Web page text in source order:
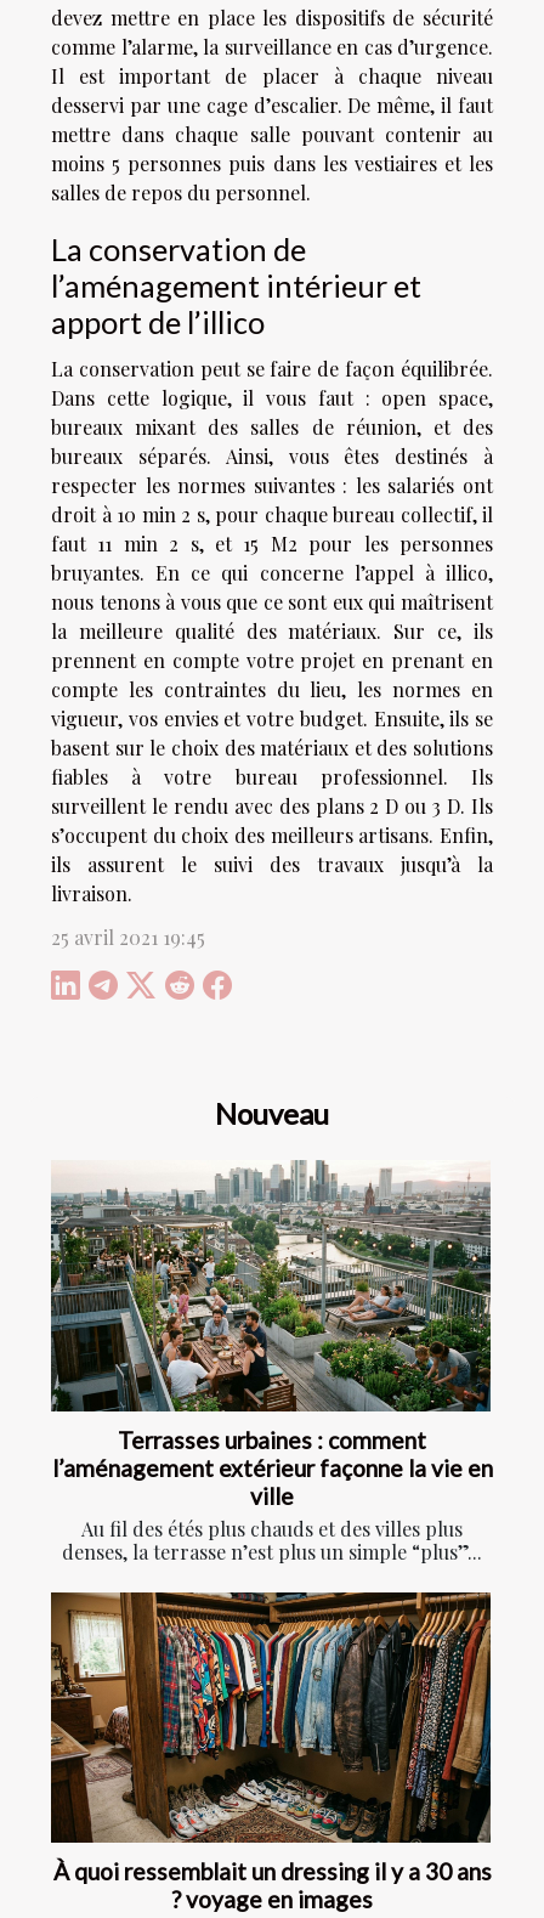
devez mettre en place les dispositifs de sécurité
comme l’alarme, la surveillance en cas d’urgence.
Il est important de placer à chaque niveau
desservi par une cage d’escalier. De même, il faut
mettre dans chaque salle pouvant contenir au
moins 5 personnes puis dans les vestiaires et les
salles de repos du personnel.
La conservation de
l’aménagement intérieur et
apport de l’illico
La conservation peut se faire de façon équilibrée.
Dans cette logique, il vous faut : open space,
bureaux mixant des salles de réunion, et des
bureaux séparés. Ainsi, vous êtes destinés à
respecter les normes suivantes : les salariés ont
droit à 10 min 2 s, pour chaque bureau collectif, il
faut 11 min 2 s, et 15 M2 pour les personnes
bruyantes. En ce qui concerne l’appel à illico,
nous tenons à vous que ce sont eux qui maîtrisent
la meilleure qualité des matériaux. Sur ce, ils
prennent en compte votre projet en prenant en
compte les contraintes du lieu, les normes en
vigueur, vos envies et votre budget. Ensuite, ils se
basent sur le choix des matériaux et des solutions
fiables à votre bureau professionnel. Ils
surveillent le rendu avec des plans 2 D ou 3 D. Ils
s’occupent du choix des meilleurs artisans. Enfin,
ils assurent le suivi des travaux jusqu’à la
livraison.
25 avril 2021 19:45
Nouveau
Terrasses urbaines : comment
l’aménagement extérieur façonne la vie en
ville
Au fil des étés plus chauds et des villes plus
denses, la terrasse n’est plus un simple “plus”...
À quoi ressemblait un dressing il y a 30 ans
? voyage en images